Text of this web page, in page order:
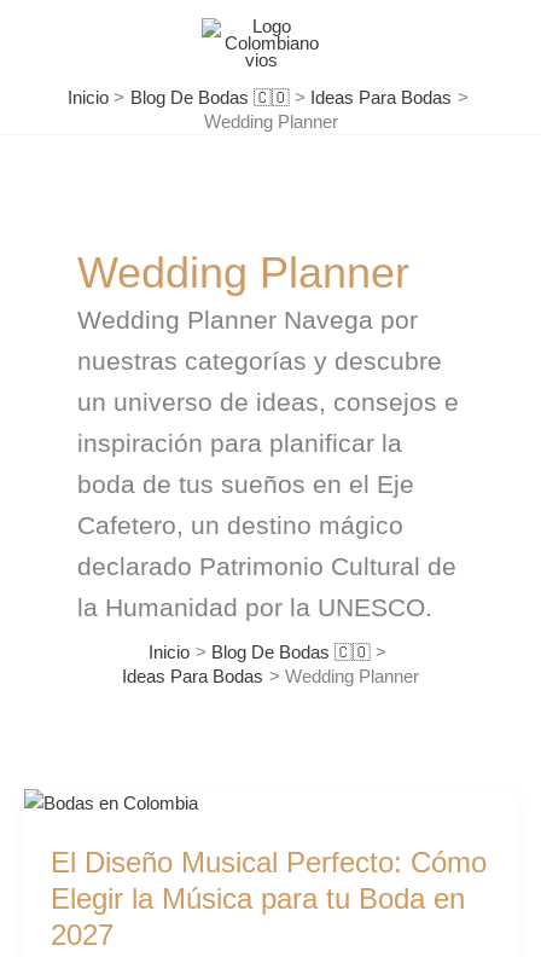
Inicio
Blog De Bodas 🇨🇴
Ideas Para Bodas
Wedding Planner
Wedding Planner
Wedding Planner Navega por
nuestras categorías y descubre
un universo de ideas, consejos e
inspiración para planificar la
boda de tus sueños en el Eje
Cafetero, un destino mágico
declarado Patrimonio Cultural de
la Humanidad por la UNESCO.
Inicio
Blog De Bodas 🇨🇴
Ideas Para Bodas
Wedding Planner
El Diseño Musical Perfecto: Cómo
Elegir la Música para tu Boda en
2027
El
Musical
Perfecto:
Cómo
Elegir